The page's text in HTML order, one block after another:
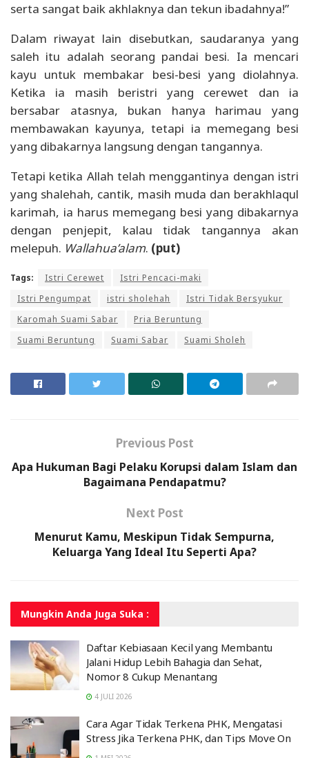
serta sangat baik akhlaknya dan tekun ibadahnya!”
Dalam riwayat lain disebutkan, saudaranya yang
saleh itu adalah seorang pandai besi. Ia mencari
kayu untuk membakar besi-besi yang diolahnya.
Ketika ia masih beristri yang cerewet dan ia
bersabar atasnya, bukan hanya harimau yang
membawakan kayunya, tetapi ia memegang besi
yang dibakarnya langsung dengan tangannya.
Tetapi ketika Allah telah menggantinya dengan istri
yang shalehah, cantik, masih muda dan berakhlaqul
karimah, ia harus memegang besi yang dibakarnya
dengan penjepit, kalau tidak tangannya akan
melepuh. Wallahua’alam. (put)
Tags: Istri Cerewet
Istri Pencaci-maki
Istri Pengumpat
istri sholehah
Istri Tidak Bersyukur
Karomah Suami Sabar
Pria Beruntung
Suami Beruntung
Suami Sabar Suami Sholeh
Previous Post
Apa Hukuman Bagi Pelaku Korupsi dalam Islam dan
Bagaimana Pendapatmu?
Next Post
Menurut Kamu, Meskipun Tidak Sempurna,
Keluarga Yang Ideal Itu Seperti Apa?
Mungkin Anda Juga Suka :
Daftar Kebiasaan Kecil yang Membantu
Jalani Hidup Lebih Bahagia dan Sehat,
Nomor 8 Cukup Menantang
4 JULI 2026
Cara Agar Tidak Terkena PHK, Mengatasi
Stress Jika Terkena PHK, dan Tips Move On